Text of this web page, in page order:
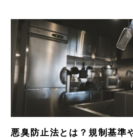
悪臭防止法とは？規制基準